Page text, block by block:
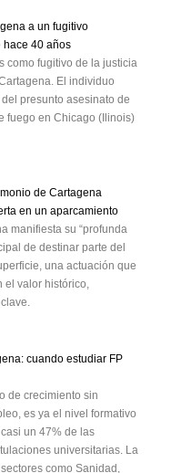
a un fugitivo
hace 40 años
como fugitivo de la justicia
El individuo
presunto asesinato de
fuego en Chicago (Ilinois)
de Cartagena
en un aparcamiento
manifiesta su “profunda
de destinar parte del
una actuación que
valor histórico,
cuando estudiar FP
de crecimiento sin
es ya el nivel formativo
un 47% de las
universitarias. La
como Sanidad,